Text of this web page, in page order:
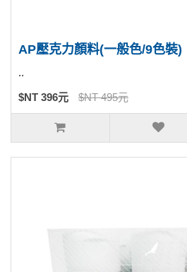
AP壓克力顏料(一般色/9色裝)
..
$NT 396元 $NT 495元